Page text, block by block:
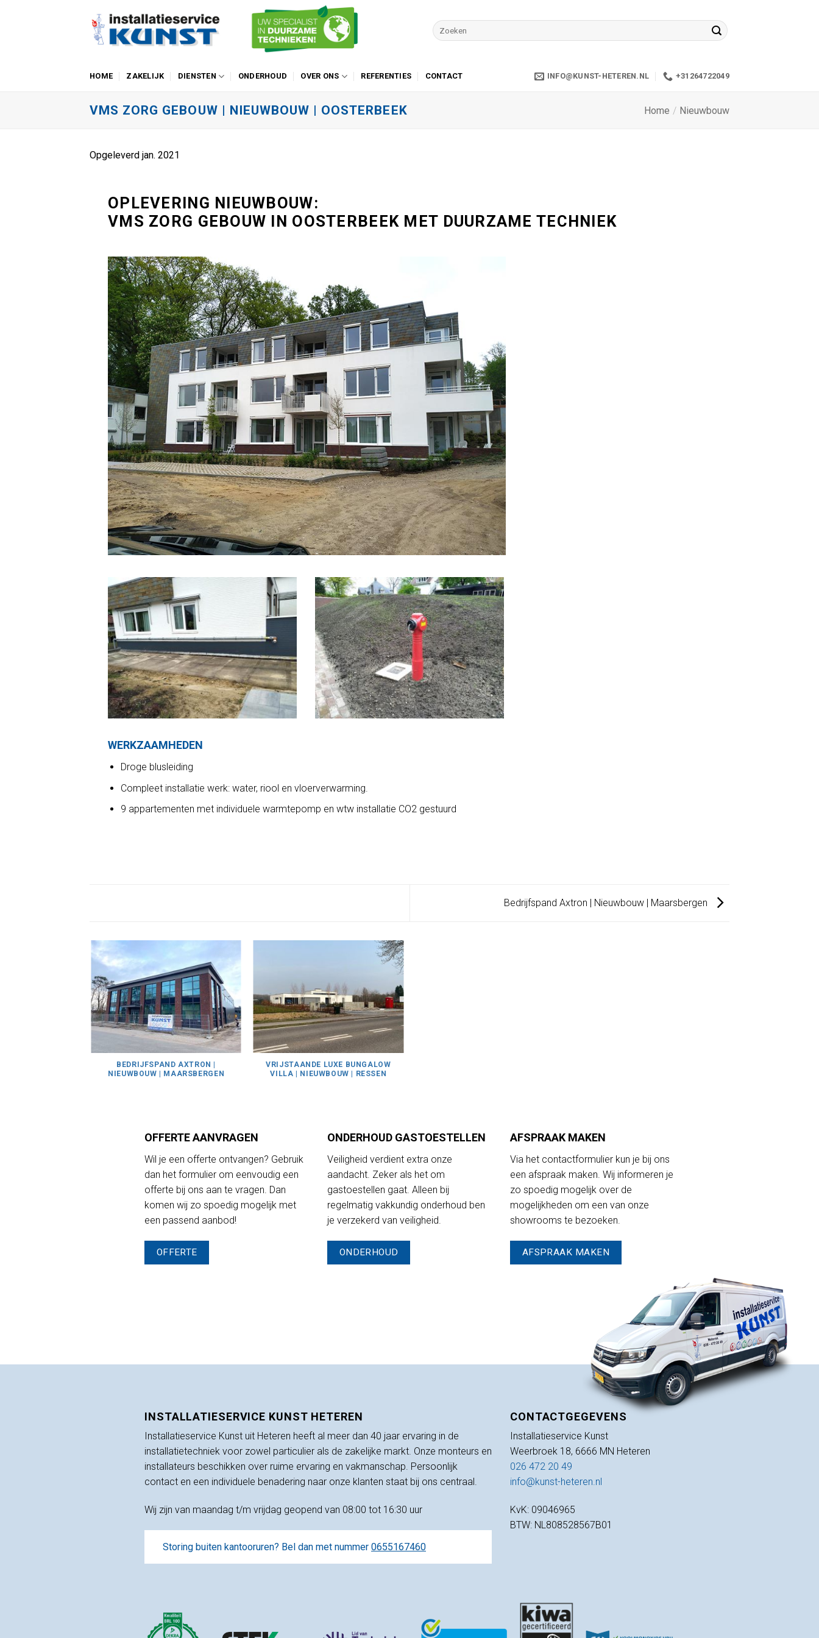
HOME ZAKELIJK DIENSTEN ONDERHOUD OVER ONS REFERENTIES CONTACT INFO@KUNST-HETEREN.NL +31264722049
VMS ZORG GEBOUW | NIEUWBOUW | OOSTERBEEK Home / Nieuwbouw
Opgeleverd jan. 2021
OPLEVERING NIEUWBOUW:
VMS ZORG GEBOUW IN OOSTERBEEK MET DUURZAME TECHNIEK
WERKZAAMHEDEN
Droge blusleiding
Compleet installatie werk: water, riool en vloerverwarming.
9 appartementen met individuele warmtepomp en wtw installatie CO2 gestuurd
Bedrijfspand Axtron | Nieuwbouw | Maarsbergen
BEDRIJFSPAND AXTRON |
NIEUWBOUW | MAARSBERGEN
VRIJSTAANDE LUXE BUNGALOW
VILLA | NIEUWBOUW | RESSEN
OFFERTE AANVRAGEN
Wil je een offerte ontvangen? Gebruik
dan het formulier om eenvoudig een
offerte bij ons aan te vragen. Dan
komen wij zo spoedig mogelijk met
een passend aanbod!
OFFERTE
ONDERHOUD GASTOESTELLEN
Veiligheid verdient extra onze
aandacht. Zeker als het om
gastoestellen gaat. Alleen bij
regelmatig vakkundig onderhoud ben
je verzekerd van veiligheid.
ONDERHOUD
AFSPRAAK MAKEN
Via het contactformulier kun je bij ons
een afspraak maken. Wij informeren je
zo spoedig mogelijk over de
mogelijkheden om een van onze
showrooms te bezoeken.
AFSPRAAK MAKEN
INSTALLATIESERVICE KUNST HETEREN
Installatieservice Kunst uit Heteren heeft al meer dan 40 jaar ervaring in de
installatietechniek voor zowel particulier als de zakelijke markt. Onze monteurs en
installateurs beschikken over ruime ervaring en vakmanschap. Persoonlijk
contact en een individuele benadering naar onze klanten staat bij ons centraal.
Wij zijn van maandag t/m vrijdag geopend van 08:00 tot 16:30 uur
Storing buiten kantooruren? Bel dan met nummer 0655167460
CONTACTGEGEVENS
Installatieservice Kunst
Weerbroek 18, 6666 MN Heteren
026 472 20 49
info@kunst-heteren.nl
KvK: 09046965
BTW: NL808528567B01